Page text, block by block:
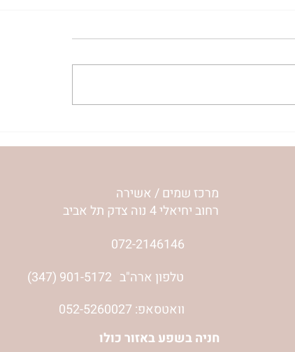
באב | הר'
אוהב" | ראש חודש אב
מרכז שמים / אשירה
רחוב יחיאלי 4 נוה צדק תל אביב
072-2146146
(347) 901-5172 טלפון ארה"ב
וואטסאפ: 052-5260027
חניה בשפע באזור כולו